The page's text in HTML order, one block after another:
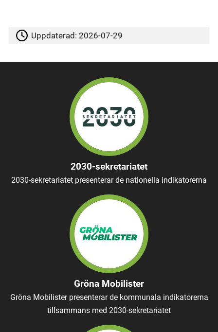
Uppdaterad:2026-07-29
2030-sekretariatet
2030-sekretariatet presenterar de nationella indikatorerna
Gröna Mobilister
Gröna Mobilister presenterar de kommunala indikatorerna
tillsammans med 2030-sekretariatet